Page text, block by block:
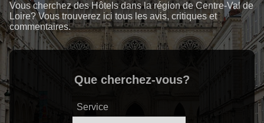
Vous cherchez des Hôtels dans la région de Centre-Val de
Loire? Vous trouverez ici tous les avis, critiques et
commentaires.
Que cherchez-vous?
Service